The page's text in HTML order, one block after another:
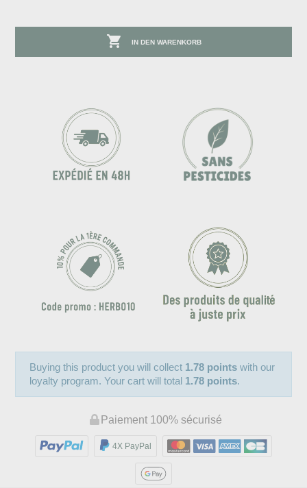
 IN DEN WARENKORB
Buying this product you will collect 1.78 points with our
loyalty program. Your cart will total 1.78 points.
Paiement 100% sécurisé
4X PayPal